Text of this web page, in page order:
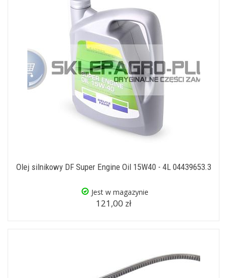
Olej silnikowy DF Super Engine Oil 15W40 - 4L 04439653.3
Jest w magazynie
121,00 zł